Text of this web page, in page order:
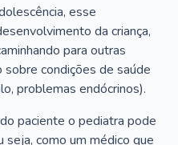
esse
da criança,
para outras
condições de saúde
problemas endócrinos).
paciente o pediatra pode
seja, como um médico que